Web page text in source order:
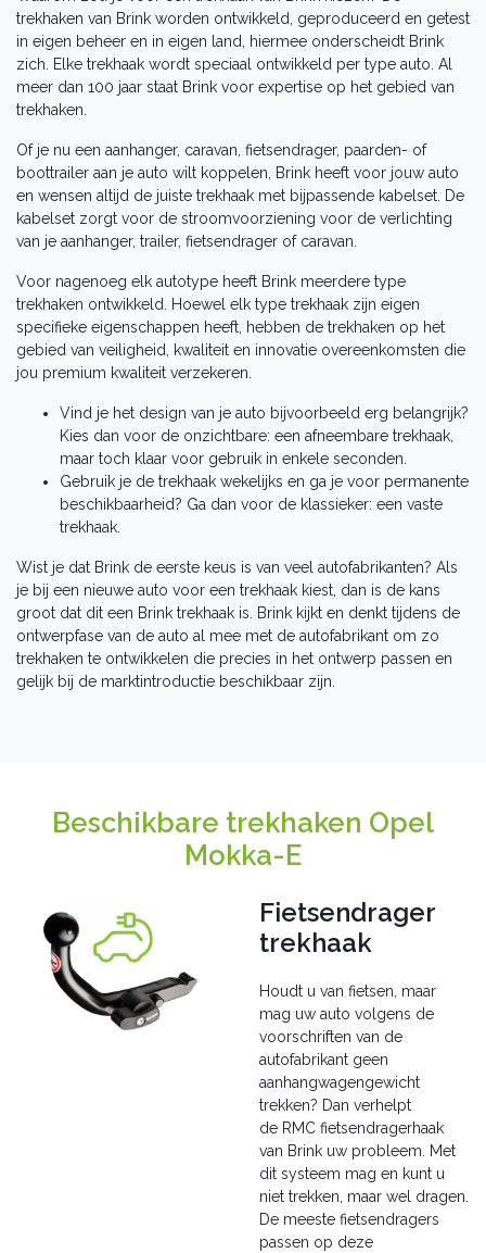
trekhaken van Brink worden ontwikkeld, geproduceerd en getest
in eigen beheer en in eigen land, hiermee onderscheidt Brink
zich. Elke trekhaak wordt speciaal ontwikkeld per type auto. Al
meer dan 100 jaar staat Brink voor expertise op het gebied van
trekhaken.
Of je nu een aanhanger, caravan, fietsendrager, paarden- of
boottrailer aan je auto wilt koppelen, Brink heeft voor jouw auto
en wensen altijd de juiste trekhaak met bijpassende kabelset. De
kabelset zorgt voor de stroomvoorziening voor de verlichting
van je aanhanger, trailer, fietsendrager of caravan.
Voor nagenoeg elk autotype heeft Brink meerdere type
trekhaken ontwikkeld. Hoewel elk type trekhaak zijn eigen
specifieke eigenschappen heeft, hebben de trekhaken op het
gebied van veiligheid, kwaliteit en innovatie overeenkomsten die
jou premium kwaliteit verzekeren.
Vind je het design van je auto bijvoorbeeld erg belangrijk?
Kies dan voor de onzichtbare: een afneembare trekhaak,
maar toch klaar voor gebruik in enkele seconden.
Gebruik je de trekhaak wekelijks en ga je voor permanente
beschikbaarheid? Ga dan voor de klassieker: een vaste
trekhaak.
Wist je dat Brink de eerste keus is van veel autofabrikanten? Als
je bij een nieuwe auto voor een trekhaak kiest, dan is de kans
groot dat dit een Brink trekhaak is. Brink kijkt en denkt tijdens de
ontwerpfase van de auto al mee met de autofabrikant om zo
trekhaken te ontwikkelen die precies in het ontwerp passen en
gelijk bij de marktintroductie beschikbaar zijn.
Beschikbare trekhaken Opel
Mokka-E
Fietsendrager
trekhaak
Houdt u van fietsen, maar
mag uw auto volgens de
voorschriften van de
autofabrikant geen
aanhangwagengewicht
trekken? Dan verhelpt
de RMC fietsendragerhaak
van Brink uw probleem. Met
dit systeem mag en kunt u
niet trekken, maar wel dragen.
De meeste fietsendragers
passen op deze